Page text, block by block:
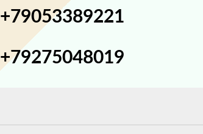
+79053389221
+79275048019